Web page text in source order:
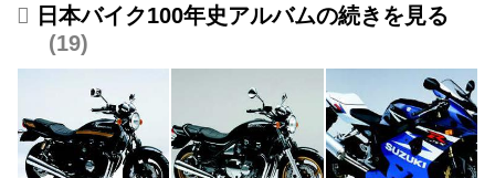
日本バイク100年史アルバムの続きを見る
19